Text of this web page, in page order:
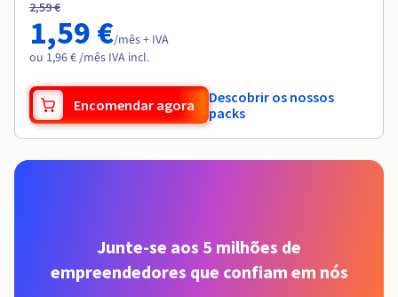
2,59 €
1,59 €/mês + IVA
ou 1,96 € /mês IVA incl.
Encomendar agora
Descobrir os nossos
packs
Junte-se aos 5 milhões de
empreendedores que confiam em nós